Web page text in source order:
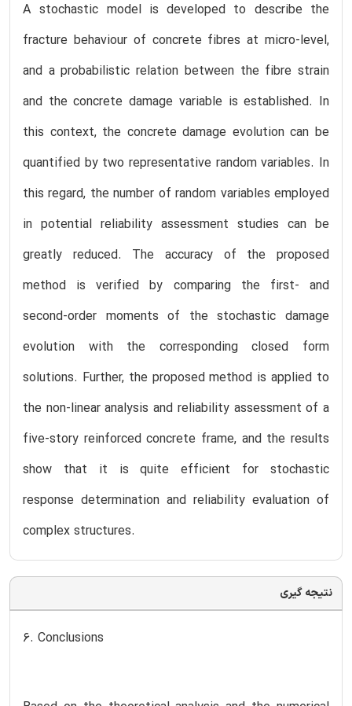
A stochastic model is developed to describe the
fracture behaviour of concrete fibres at micro-level,
and a probabilistic relation between the fibre strain
and the concrete damage variable is established. In
this context, the concrete damage evolution can be
quantified by two representative random variables. In
this regard, the number of random variables employed
in potential reliability assessment studies can be
greatly reduced. The accuracy of the proposed
method is verified by comparing the first- and
second-order moments of the stochastic damage
evolution with the corresponding closed form
solutions. Further, the proposed method is applied to
the non-linear analysis and reliability assessment of a
five-story reinforced concrete frame, and the results
show that it is quite efficient for stochastic
response determination and reliability evaluation of
complex structures.
نتیجه گیری
6. Conclusions